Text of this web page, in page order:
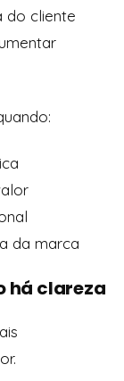
do cliente
da marca
há clareza